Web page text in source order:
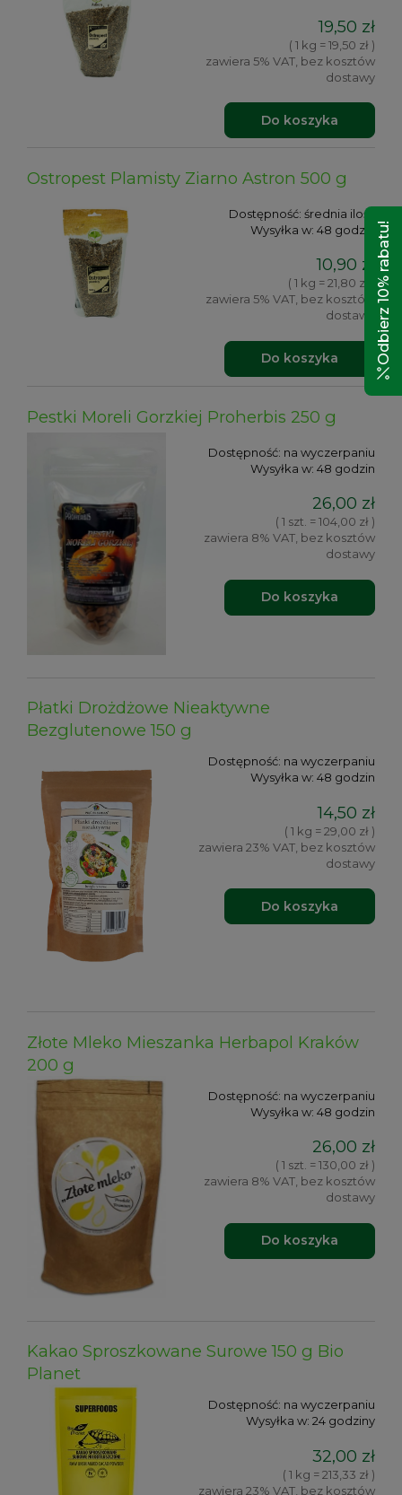
19,50 zł
( 1 kg = 19,50 zł )
zawiera 5% VAT, bez kosztów
dostawy
Do koszyka
Ostropest Plamisty Ziarno Astron 500 g
Dostępność: średnia ilość
Wysyłka w: 48 godzin
10,90 zł
( 1 kg = 21,80 zł )
zawiera 5% VAT, bez kosztów
dostawy
Do koszyka
Pestki Moreli Gorzkiej Proherbis 250 g
Dostępność: na wyczerpaniu
Wysyłka w: 48 godzin
26,00 zł
( 1 szt. = 104,00 zł )
zawiera 8% VAT, bez kosztów
dostawy
Do koszyka
Płatki Drożdżowe Nieaktywne
Bezglutenowe 150 g
Dostępność: na wyczerpaniu
Wysyłka w: 48 godzin
14,50 zł
( 1 kg = 29,00 zł )
zawiera 23% VAT, bez kosztów
dostawy
Do koszyka
Złote Mleko Mieszanka Herbapol Kraków
200 g
Dostępność: na wyczerpaniu
Wysyłka w: 48 godzin
26,00 zł
( 1 szt. = 130,00 zł )
zawiera 8% VAT, bez kosztów
dostawy
Do koszyka
Kakao Sproszkowane Surowe 150 g Bio
Planet
Dostępność: na wyczerpaniu
Wysyłka w: 24 godziny
32,00 zł
( 1 kg = 213,33 zł )
zawiera 23% VAT, bez kosztów
Odbierz 10% rabatu!